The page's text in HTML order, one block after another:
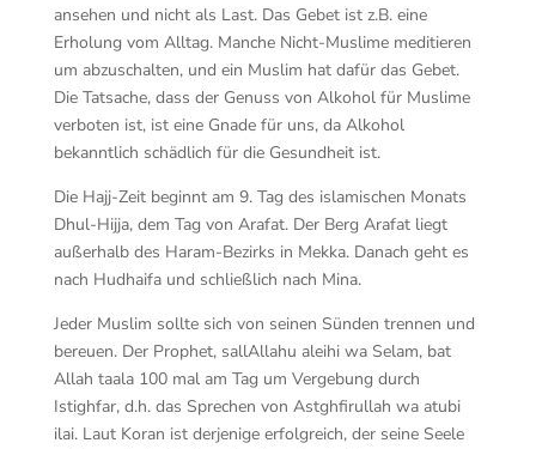
ansehen und nicht als Last. Das Gebet ist z.B. eine
Erholung vom Alltag. Manche Nicht-Muslime meditieren
um abzuschalten, und ein Muslim hat dafür das Gebet.
Die Tatsache, dass der Genuss von Alkohol für Muslime
verboten ist, ist eine Gnade für uns, da Alkohol
bekanntlich schädlich für die Gesundheit ist.
Die Hajj-Zeit beginnt am 9. Tag des islamischen Monats
Dhul-Hijja, dem Tag von Arafat. Der Berg Arafat liegt
außerhalb des Haram-Bezirks in Mekka. Danach geht es
nach Hudhaifa und schließlich nach Mina.
Jeder Muslim sollte sich von seinen Sünden trennen und
bereuen. Der Prophet, sallAllahu aleihi wa Selam, bat
Allah taala 100 mal am Tag um Vergebung durch
Istighfar, d.h. das Sprechen von Astghfirullah wa atubi
ilai. Laut Koran ist derjenige erfolgreich, der seine Seele